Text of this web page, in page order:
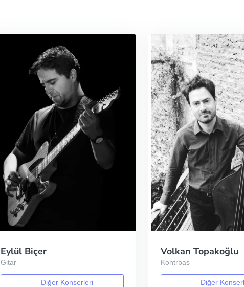
Eylül Biçer
Gitar
Diğer Konserleri
Volkan Topakoğlu
Kontrbas
Diğer